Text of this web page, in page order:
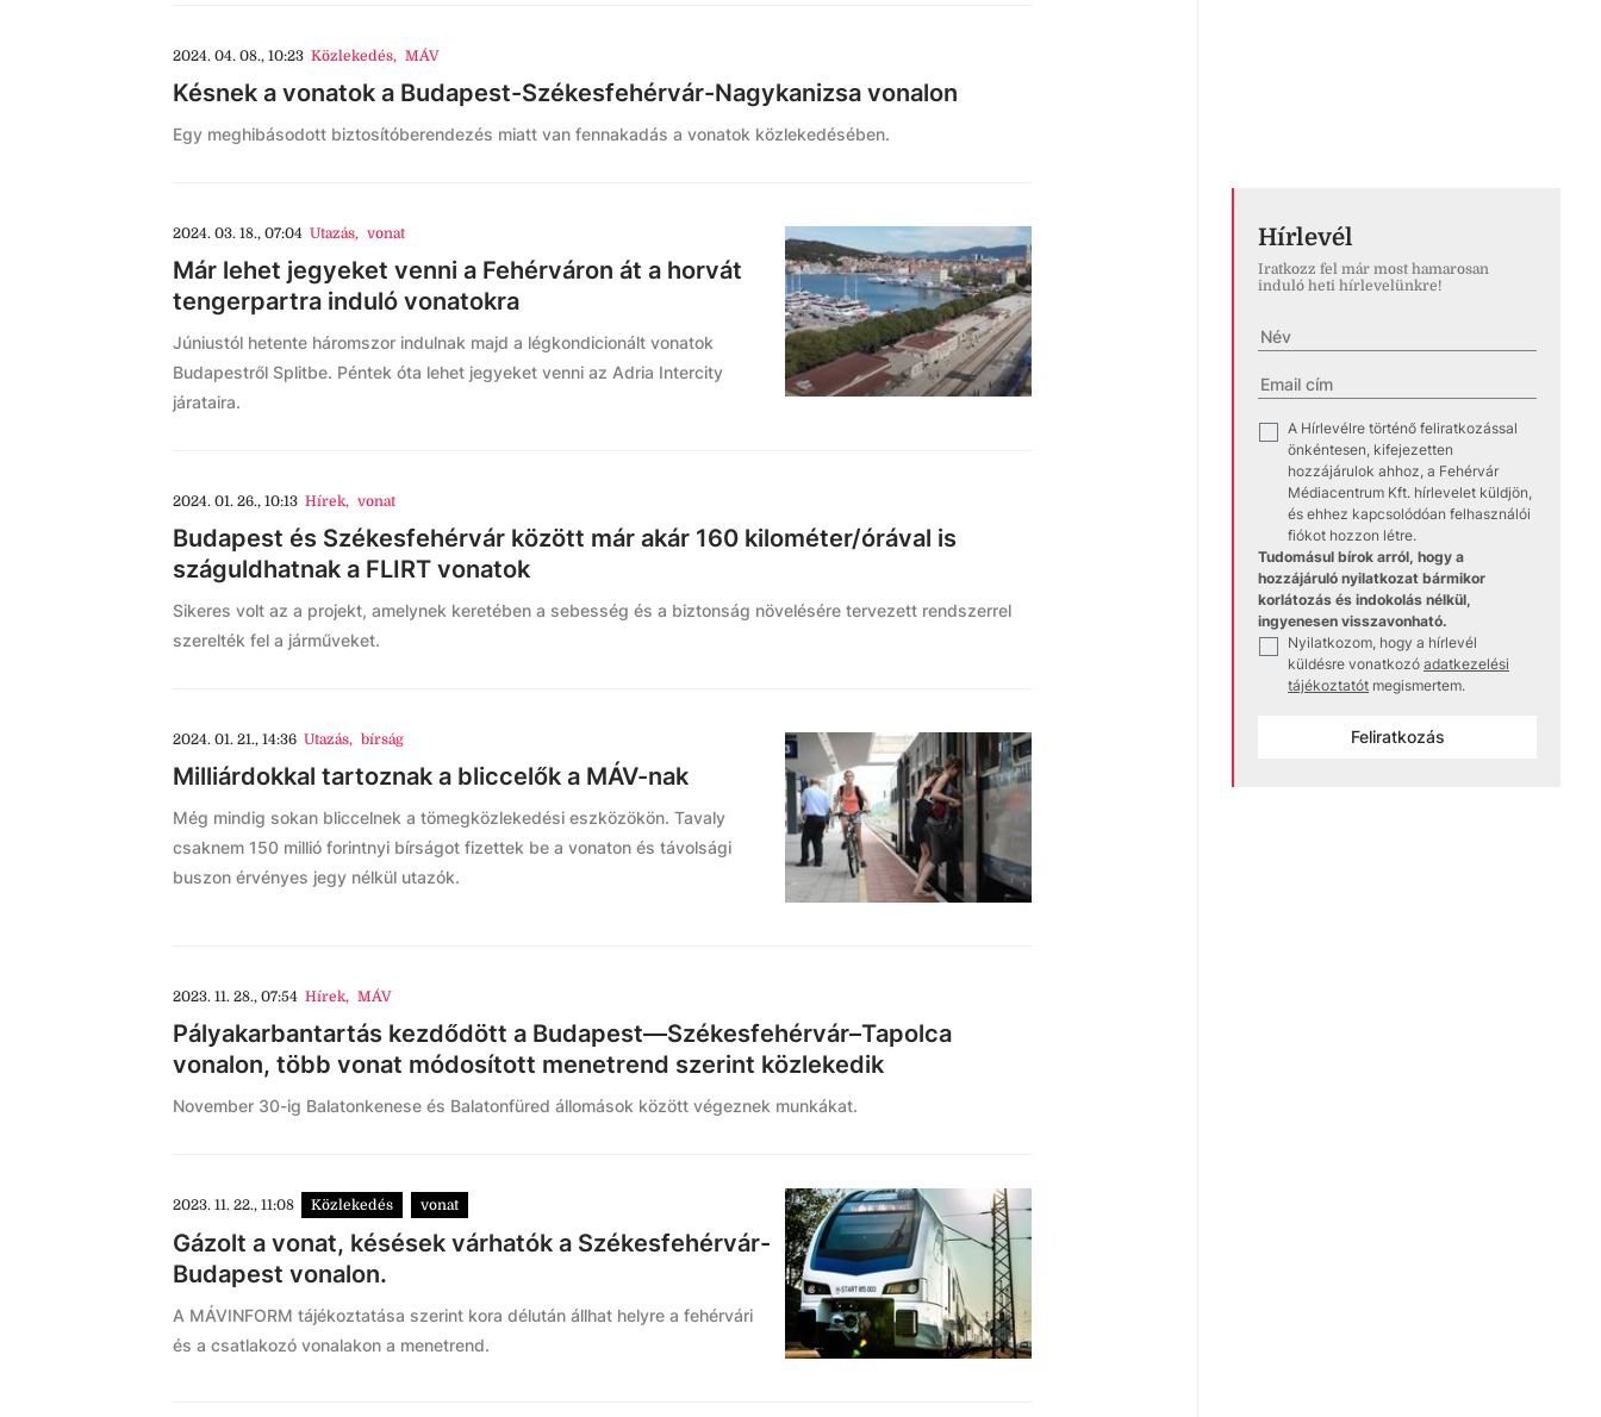
2024. 04. 08., 10:23 Közlekedés, MÁV
Késnek a vonatok a Budapest-Székesfehérvár-Nagykanizsa vonalon
Egy meghibásodott biztosítóberendezés miatt van fennakadás a vonatok közlekedésében.
2024. 03. 18., 07:04 Utazás, vonat
Már lehet jegyeket venni a Fehérváron át a horvát
tengerpartra induló vonatokra
Júniustól hetente háromszor indulnak majd a légkondicionált vonatok
Budapestről Splitbe. Péntek óta lehet jegyeket venni az Adria Intercity
járataira.
2024. 01. 26., 10:13 Hírek, vonat
Budapest és Székesfehérvár között már akár 160 kilométer/órával is
száguldhatnak a FLIRT vonatok
Sikeres volt az a projekt, amelynek keretében a sebesség és a biztonság növelésére tervezett rendszerrel
szerelték fel a járműveket.
2024. 01. 21., 14:36 Utazás, bírság
Milliárdokkal tartoznak a bliccelők a MÁV-nak
Még mindig sokan bliccelnek a tömegközlekedési eszközökön. Tavaly
csaknem 150 millió forintnyi bírságot fizettek be a vonaton és távolsági
buszon érvényes jegy nélkül utazók.
2023. 11. 28., 07:54 Hírek, MÁV
Pályakarbantartás kezdődött a Budapest—Székesfehérvár–Tapolca
vonalon, több vonat módosított menetrend szerint közlekedik
November 30-ig Balatonkenese és Balatonfüred állomások között végeznek munkákat.
2023. 11. 22., 11:08 Közlekedés vonat
Gázolt a vonat, késések várhatók a Székesfehérvár-
Budapest vonalon.
A MÁVINFORM tájékoztatása szerint kora délután állhat helyre a fehérvári
és a csatlakozó vonalakon a menetrend.
Hírlevél
Iratkozz fel már most hamarosan
induló heti hírlevelünkre!
A Hírlevélre történő feliratkozással
önkéntesen, kifejezetten
hozzájárulok ahhoz, a Fehérvár
Médiacentrum Kft. hírlevelet küldjön,
és ehhez kapcsolódóan felhasználói
fiókot hozzon létre.
Tudomásul bírok arról, hogy a
hozzájáruló nyilatkozat bármikor
korlátozás és indokolás nélkül,
ingyenesen visszavonható.
Nyilatkozom, hogy a hírlevél
küldésre vonatkozó adatkezelési
tájékoztatót megismertem.
Feliratkozás